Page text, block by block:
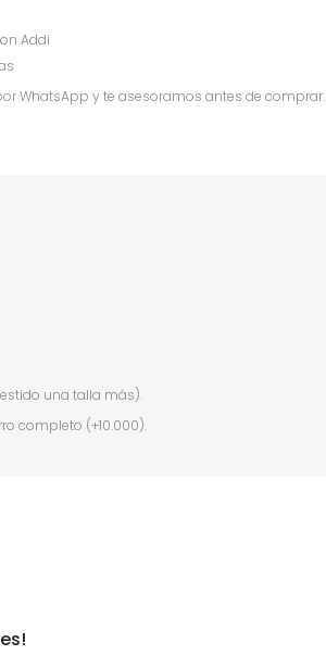
Addi
WhatsApp y te asesoramos antes de comprar.
una talla más).
completo (+10.000).